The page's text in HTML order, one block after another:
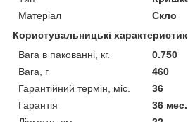
Матеріал
Скло
Користувальницькі
Вага в пакованні, кг.
0.750
Вага, г
460
Гарантійний термін, міс.
36
Гарантія
36 мес.